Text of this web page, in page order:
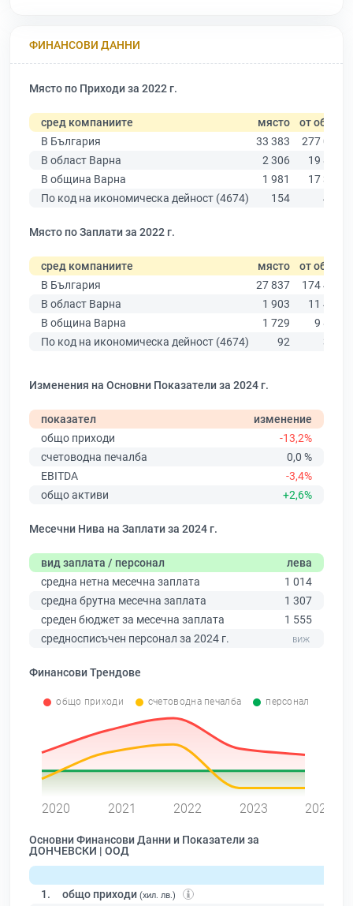
ФИНАНСОВИ ДАННИ
Място по Приходи за 2022 г.
сред компаниите място от общо
В България
33 383
277 019
В област Варна
2 306
19 882
В община Варна
1 981
17 349
По код на икономическа дейност (4674)
154 400
Място по Заплати за 2022 г.
сред компаниите място от общо
В България
27 837
174 403
В област Варна
1 903
11 437
В община Варна
1 729
9 876
По код на икономическа дейност (4674)
92 305
Изменения на Основни Показатели за 2024 г.
показател
изменение
общо приходи
-13,2%
счетоводна печалба
0,0 %
EBITDA
-3,4%
общо активи
+2,6%
Месечни Нива на Заплати за 2024 г.
вид заплата / персонал
лева
средна нетна месечна заплата
1 014
средна брутна месечна заплата
1 307
среден бюджет за месечна заплата
1 555
средносписъчен персонал за 2024 г.
Финансови Трендове
общо приходи счетоводна печалба персонал
2020 2021 2022 2023 2024
Основни Финансови Данни и Показатели за
ДОНЧЕВСКИ | ООД
1. общо приходи (хил. лв.)